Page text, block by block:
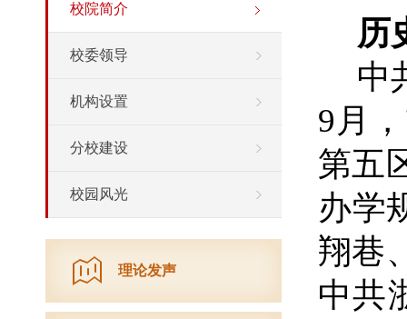
校院简介
校委领导
机构设置
分校建设
校园风光
理论发声
历
中
9月
第五
办学
翔巷
中共